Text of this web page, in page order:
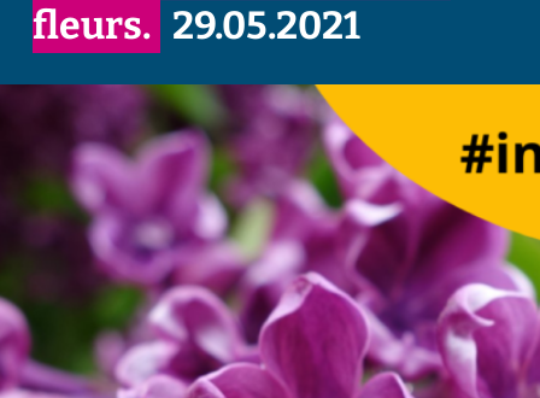
fleurs. 29.05.2021